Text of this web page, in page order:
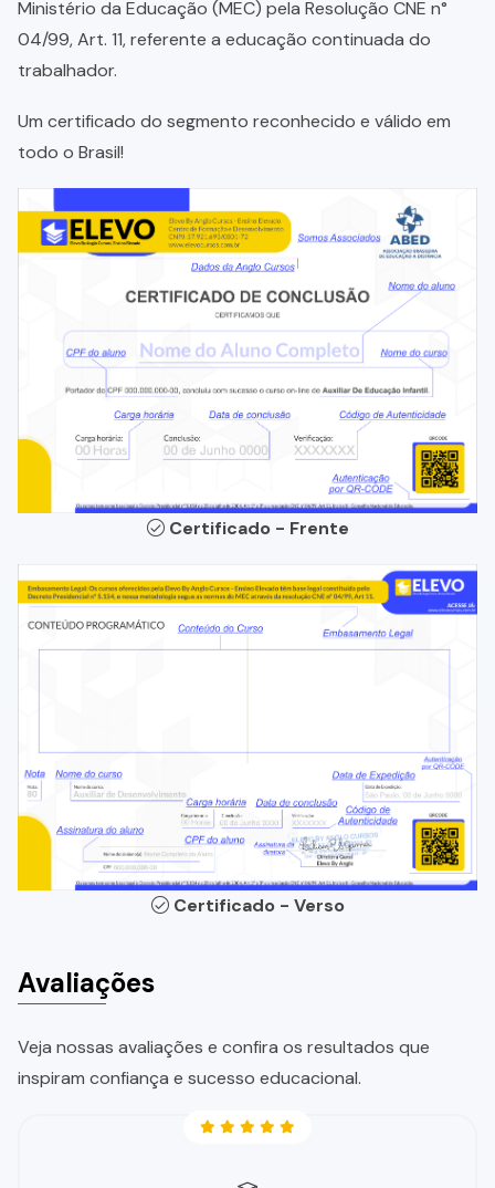
Ministério da Educação (MEC) pela Resolução CNE n°
04/99, Art. 11, referente a educação continuada do
trabalhador.
Um certificado do segmento reconhecido e válido em
todo o Brasil!
Certificado - Frente
Certificado - Verso
Avaliações
Veja nossas avaliações e confira os resultados que
inspiram confiança e sucesso educacional.